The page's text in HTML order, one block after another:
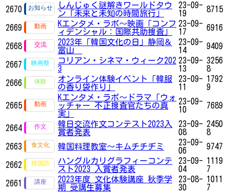
2670
しんじゅく謎解きワールドタウ
ン「未来と未知の時間旅行」
23-09-
19
8715
2669
Kエンタメ・ラボ～映画「コンフ
ィデンシャル：国際共助捜査」
23-09-
17
6916
2668
2023年「韓国文化の日」静岡＆
富山
23-09-
14
9409
2667
コリアン・シネマ・ウィーク202
3
23-09-
13
3256
8
2666
オンライン体験イベント「韓服
の香り袋作り」
23-09-
11
1792
9
2665
Kエンタメ・ラボ～ドラマ「ウォ
ッチャー 不正捜査官たちの真
実」
23-09-
10
7689
2664
韓日交流作文コンテスト2023入
賞者発表
23-09-
08
2450
8
2663
韓国料理教室～キムチチヂミ
23-09-
06
9747
2662
ハングルカリグラフィーコンテ
スト2023 入賞者発表
23-09-
04
1119
7
2661
2023年度 文化体験講座 秋季学
期 受講生募集
23-08-
30
1011
7